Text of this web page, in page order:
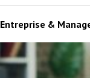
Entreprise &